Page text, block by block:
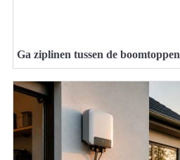
Ga ziplinen tussen de boomtoppen